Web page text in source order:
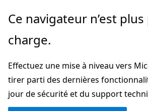
Passer
directement
au
principal
Ce navigateur n’est
charge.
Effectuez une mise à niveau vers
tirer parti des dernières
jour de sécurité et du support